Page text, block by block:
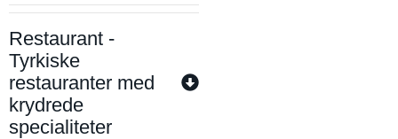
Restaurant -
Tyrkiske
restauranter med
krydrede
specialiteter